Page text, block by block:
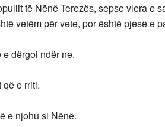
të Nënë Terezës, sepse vlera e
vetëm për vete, por është pjesë e
dërgoi ndër ne.
që e rriti.
e njohu si Nënë.